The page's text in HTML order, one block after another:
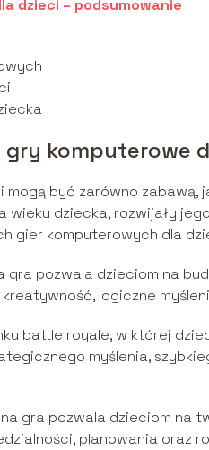
dzieci – podsumowanie
gry komputerowe
mogą być zarówno
wieku dziecka, rozwijały
gier komputerowych dla
gra pozwala dzieciom na
logiczne
battle royale, w której
myślenia,
gra pozwala dzieciom na
planowania oraz